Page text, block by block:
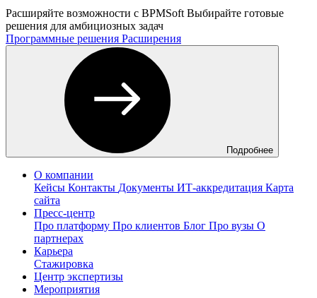
Расширяйте возможности с BPMSoft Выбирайте готовые
решения для амбициозных задач
Программные решения Расширения
Подробнее
О компании
Кейсы Контакты Документы ИТ-аккредитация Карта
сайта
Пресс-центр
Про платформу Про клиентов Блог Про вузы О
партнерах
Карьера
Стажировка
Центр экспертизы
Мероприятия